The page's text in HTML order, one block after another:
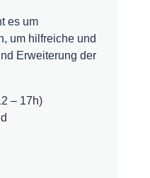
es um
um hilfreiche und
Erweiterung der
– 17h)